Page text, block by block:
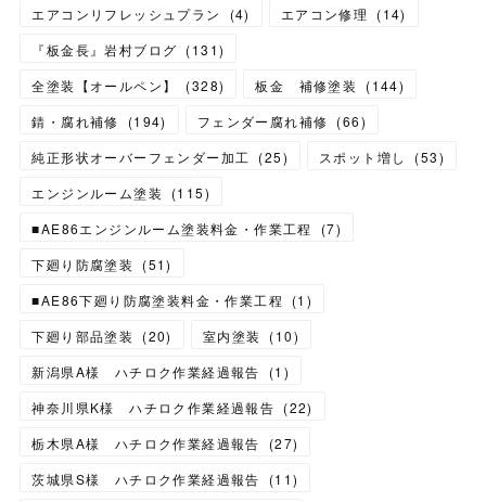
エアコンリフレッシュプラン
(4) エアコン修理 (14)
『板金長』岩村ブログ (131)
全塗装【オールペン】
(328) 板金 補修塗装 (144)
錆・腐れ補修
(194) フェンダー腐れ補修 (66)
純正形状オーバーフェンダー加工
(25) スポット増し (53)
エンジンルーム塗装
(115)
■AE86エンジンルーム塗装料金・作業工程
(7)
下廻り防腐塗装
(51)
■AE86下廻り防腐塗装料金・作業工程
(1 )
下廻り部品塗装
(20) 室内塗装 (10)
新潟県A様 ハチロク作業経過報告
(1 )
神奈川県K様 ハチロク作業経過報告 (22)
栃木県A様 ハチロク作業経過報告
(27)
茨城県S様 ハチロク作業経過報告
(11)